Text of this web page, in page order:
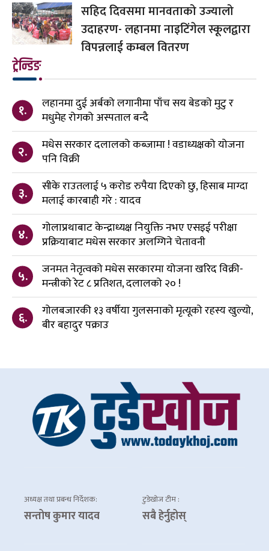
सहिद दिवसमा मानवताको उज्यालो
उदाहरण- लहानमा नाइटिंगेल स्कूलद्वारा
विपन्नलाई कम्बल वितरण
ट्रेन्डिङ
१.
लहानमा दुई अर्बको लगानीमा पाँच सय बेडको मुटु र
मधुमेह रोगको अस्पताल बन्दै
२.
मधेस सरकार दलालको कब्जामा ! वडाध्यक्षको योजना
पनि विक्री
३.
सीके राउतलाई ५ करोड रुपैया दिएको छु, हिसाब माग्दा
मलाई कारबाही गरे : यादव
४.
गोलाप्रथाबाट केन्द्राध्यक्ष नियुक्ति नभए एसइई परीक्षा
प्रक्रियाबाट मधेस सरकार अलग्गिने चेतावनी
५.
जनमत नेतृत्वको मधेस सरकारमा योजना खरिद विक्री-
मन्त्रीको रेट ८ प्रतिशत, दलालको २० !
६.
गोलबजारकी १३ वर्षीया गुलसनाको मृत्यूको रहस्य खुल्यो,
बीर बहादुर पक्राउ
अध्यक्ष तथा प्रबन्ध निर्देशक:
सन्तोष कुमार यादव
टुडेखोज टीम :
सबै हेर्नुहोस्